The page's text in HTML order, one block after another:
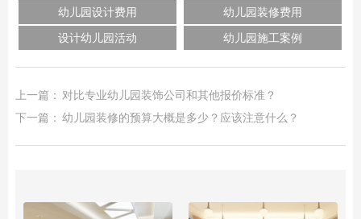
幼儿园设计费用
幼儿园装修费用
设计幼儿园活动
幼儿园施工案例
上一篇： 对比专业幼儿园装饰公司和其他报价标准？
下一篇： 幼儿园装修的预算大概是多少？应该注意什么？